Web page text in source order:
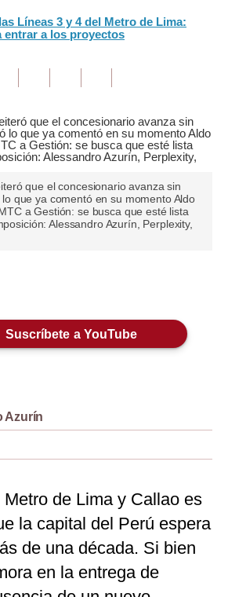
Líneas 3 y 4 del Metro de Lima:
entrar a los proyectos
que el concesionario avanza sin
que ya comentó en su momento Aldo
a Gestión: se busca que esté lista
Alessandro Azurín, Perplexity,
Suscríbete a YouTube
Azurín
de Lima y Callao es
la capital del Perú espera
de una década. Si bien
en la entrega de